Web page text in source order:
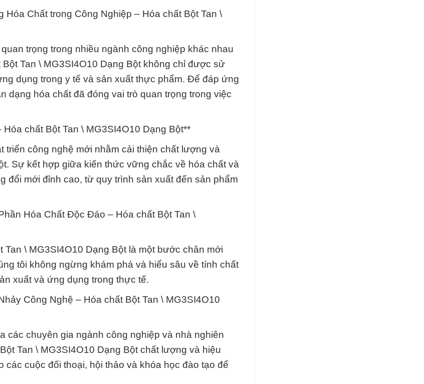
Chất trong Công Nghiệp – Hóa chất Bột Tan \
trọng trong nhiều ngành công nghiệp khác nhau
Tan \ MG3SI4O10 Dạng Bột không chỉ được sử
dụng trong y tế và sản xuất thực phẩm. Để đáp ứng
dạng hóa chất đã đóng vai trò quan trọng trong việc
chất Bột Tan \ MG3SI4O10 Dạng Bột**
công nghệ mới nhằm cải thiện chất lượng và
Sự kết hợp giữa kiến thức vững chắc về hóa chất và
đổi mới đỉnh cao, từ quy trình sản xuất đến sản phẩm
Hóa Chất Độc Đáo – Hóa chất Bột Tan \
\ MG3SI4O10 Dạng Bột là một bước chân mới
tôi không ngừng khám phá và hiểu sâu về tính chất
xuất và ứng dụng trong thực tế.
Công Nghệ – Hóa chất Bột Tan \ MG3SI4O10
các chuyên gia ngành công nghiệp và nhà nghiên
Tan \ MG3SI4O10 Dạng Bột chất lượng và hiệu
cuộc đối thoại, hội thảo và khóa học đào tạo để